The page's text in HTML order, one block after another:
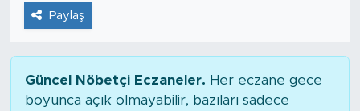
Paylaş
Güncel Nöbetçi Eczaneler. Her eczane gece
boyunca açık olmayabilir, bazıları sadece